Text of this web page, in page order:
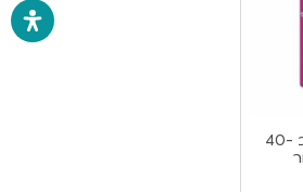
ברבקטו לכלב 40-